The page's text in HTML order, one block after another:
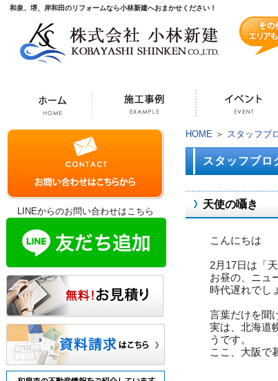
和泉、堺、岸和田のリフォームなら小林新建へおまかせください！
HOME ＞ スタッフブ
スタッフブロ
天使の囁き
こんにちは
2月 17日は「
お昼の、ニュ
時代遅れでし
言葉だけを聞
実は、北海道
うです。
ここ、大阪で
LINEからのお問い合わせはこちら